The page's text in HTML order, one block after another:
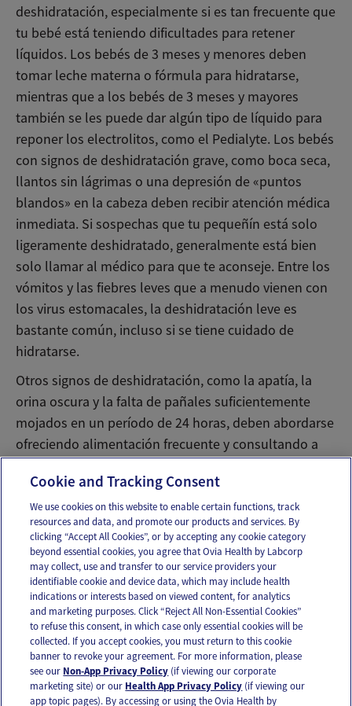
deshidratación, especialmente si es tan frecuente que
tu bebé está teniendo dificultades para retener
líquidos. Los bebés de 3 meses y menores deben
tomar leche materna o fórmula para hidratarse,
mientras que a los bebés de 3 meses y mayores
también se les puede dar algún tipo de líquido para
reponer los electrolitos, como el Pedialyte. Los bebés
con signos de deshidratación grave, como boca seca,
llantos sin lágrimas o una depresión de «puntos
blandos» en la cabeza deben recibir atención médica
inmediata. Si sospechas que tu pequeñín está solo
ligeramente deshidratado, generalmente está bien
solo llamar al médico para que te aconseje. Entre los
vómitos y las fiebres leves que a menudo vienen con
los virus estomacales, la deshidratación leve es
bastante común, incluso si se tiene cuidado de
hidratarse.
Otros signos de deshidratación, como la apatía, la
orina oscura y la falta de pañales suficientemente
mojados en un período de 24 horas, deben abordarse
ofreciendo alimentación frecuente y consultando a
Email Text
OUR APPS
FOLLOW US
Cookie and Tracking Consent
We use cookies on this website to enable certain functions, track
resources and data, and promote our products and services. By
clicking “Accept All Cookies”, or by accepting any cookie category
beyond essential cookies, you agree that Ovia Health by Labcorp
may collect, use and transfer to our service providers your
identifiable cookie and device data, which may include health
indications or interests based on viewed content, for analytics
and marketing purposes. Click “Reject All Non-Essential Cookies”
to refuse this consent, in which case only essential cookies will be
collected. If you accept cookies, you must return to this cookie
banner to revoke your agreement. For more information, please
see our Non-App Privacy Policy (if viewing our corporate
marketing site) or our Health App Privacy Policy (if viewing our
app topic pages). By accessing or using the Ovia Health by